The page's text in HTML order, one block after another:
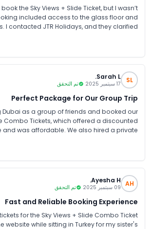
the Sky Views + Slide Ticket, but I wasn’t
included access to the glass floor and
I contacted JTR Holidays, and they clarified
SL
Sarah L.
17 سبتمبر 2025 تم التحقق
Perfect Package for Our Group Trip
Dubai as a group of friends and booked our
Combo Tickets, which offered a discounted
and was affordable. We also hired a private
AH
Ayesha H.
09 سبتمبر 2025 تم التحقق
Fast and Reliable Booking Experience
for the Sky Views + Slide Combo Ticket
website while sitting in Turkey for my sister's